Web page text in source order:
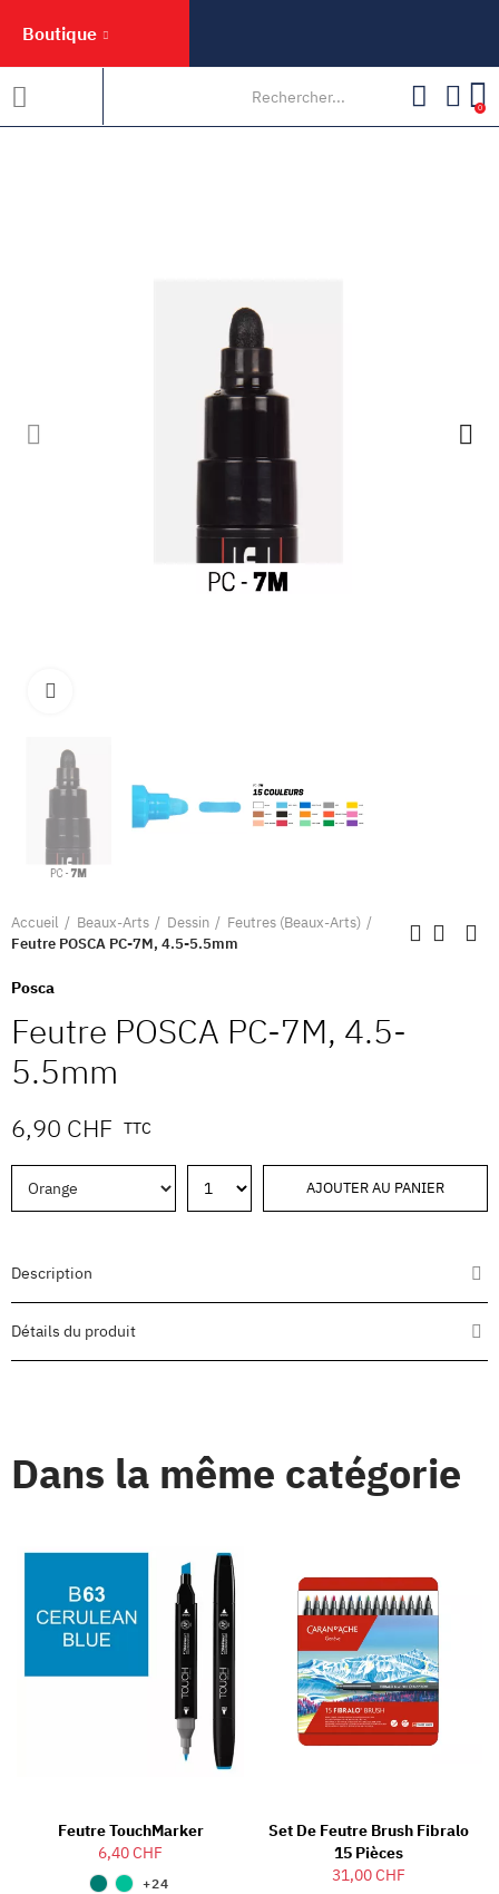
Boutique
0
Accueil Beaux-Arts Dessin
Feutres (Beaux-Arts)
Feutre POSCA PC-7M, 4.5-5.5mm
Posca
Feutre POSCA PC-7M, 4.5-
5.5mm
6,90 CHF TTC
AJOUTER AU PANIER
Description
Détails du produit
Dans la même catégorie
Feutre TouchMarker
6,40 CHF
+24
Set De Feutre Brush Fibralo
15 Pièces
31,00 CHF